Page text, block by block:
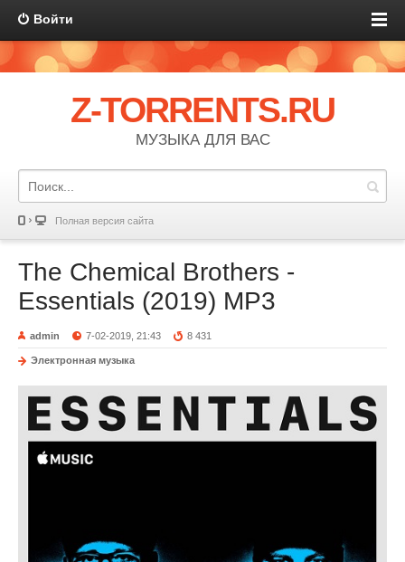
Войти
Z-TORRENTS.RU
МУЗЫКА ДЛЯ ВАС
Полная версия сайта
The Chemical Brothers -
Essentials (2019) MP3
admin 7-02-2019, 21:43 8 431
Электронная музыка